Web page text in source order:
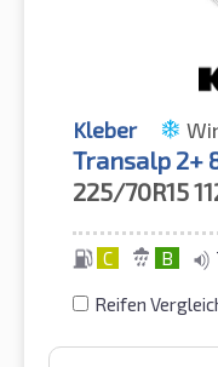
Kleber
Transalp 2+
225/70R15
C B
Reifen